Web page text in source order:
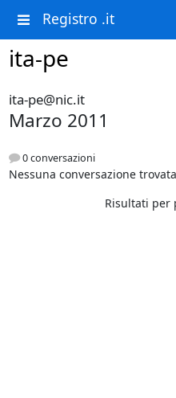
Registro .it
ita-pe
ita-pe@nic.it
Marzo 2011
0 conversazioni
Nessuna conversazione
Risultati per